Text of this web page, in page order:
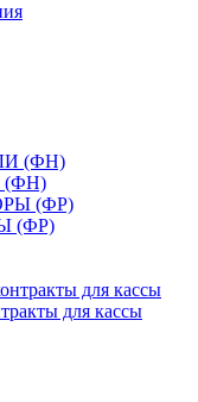
(ФР)
для кассы